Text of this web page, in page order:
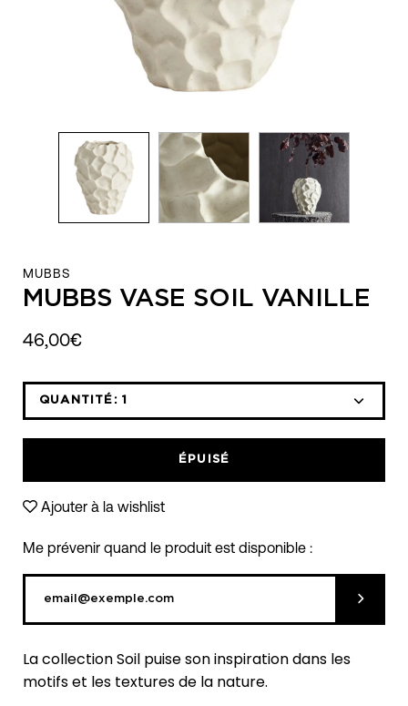
MUBBS
MUBBS VASE SOIL VANILLE
46,00€
QUANTITÉ: 1
ÉPUISÉ
Ajouter à la wishlist
Me prévenir quand le produit est disponible :
La collection Soil puise son inspiration dans les
motifs et les textures de la nature.